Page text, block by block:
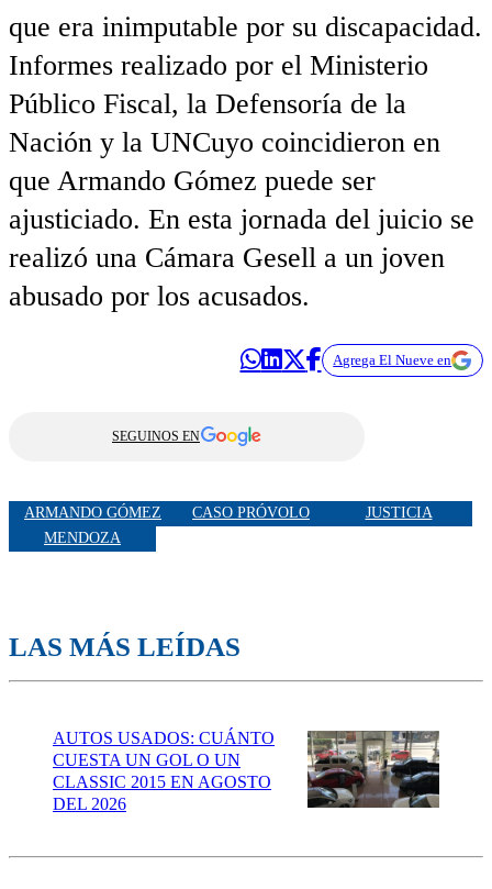
que era inimputable por su discapacidad.
Informes realizado por el Ministerio
Público Fiscal, la Defensoría de la
Nación y la UNCuyo coincidieron en
que Armando Gómez puede ser
ajusticiado. En esta jornada del juicio se
realizó una Cámara Gesell a un joven
abusado por los acusados.
Agrega El Nueve en
SEGUINOS EN
ARMANDO GÓMEZ CASO PRÓVOLO
JUSTICIA
MENDOZA
LAS MÁS LEÍDAS
AUTOS USADOS: CUÁNTO
CUESTA UN GOL O UN
CLASSIC 2015 EN AGOSTO
DEL 2026